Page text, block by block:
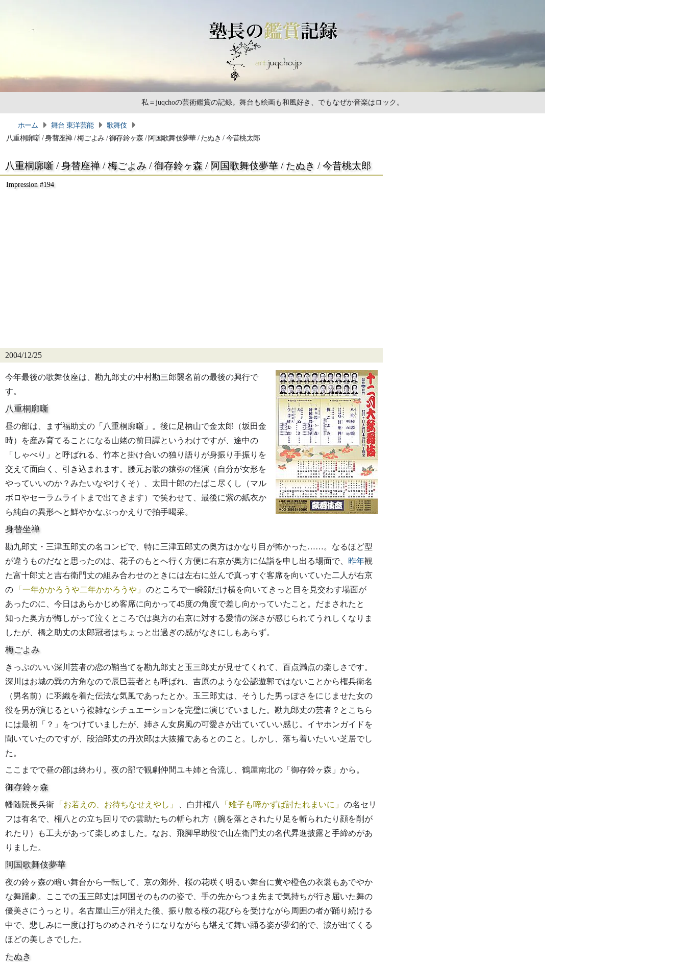
私＝juqchoの芸術鑑賞の記録。舞台も絵画も和風好き、でもなぜか音楽はロック。
ホーム 舞台 東洋芸能
歌舞伎
八重桐廓噺 / 身替座禅 / 梅ごよみ / 御存鈴ヶ森 / 阿国歌舞伎夢華 / たぬき / 今昔桃太郎
八重桐廓噺 / 身替座禅 / 梅ごよみ / 御存鈴ヶ森 / 阿国歌舞伎夢華 / たぬき / 今昔桃太郎
Impression #194
2004/12/25
今年最後の歌舞伎座は、勘九郎丈の中村勘三郎襲名前の最後の興行で
す。
八重桐廓噺
昼の部は、まず福助丈の「八重桐廓噺」。後に足柄山で金太郎（坂田金
時）を産み育てることになる山姥の前日譚というわけですが、途中の
「しゃべり」と呼ばれる、竹本と掛け合いの独り語りが身振り手振りを
交えて面白く、引き込まれます。腰元お歌の猿弥の怪演（自分が女形を
やっていいのか？みたいなやけくそ）、太田十郎のたばこ尽くし（マル
ボロやセーラムライトまで出てきます）で笑わせて、最後に紫の紙衣か
ら純白の異形へと鮮やかなぶっかえりで拍手喝采。
身替坐禅
勘九郎丈・三津五郎丈の名コンビで、特に三津五郎丈の奥方はかなり目が怖かった……。なるほど型
が違うものだなと思ったのは、花子のもとへ行く方便に右京が奥方に仏詣を申し出る場面で、 昨年観
た富十郎丈と吉右衛門丈の組み合わせのときには左右に並んで真っすぐ客席を向いていた二人が右京
の
一年かかろうや二年かかろうや
のところで一瞬顔だけ横を向いてきっと目を見交わす場面が
あったのに、今日はあらかじめ客席に向かって45度の角度で差し向かっていたこと。だまされたと
知った奥方が悔しがって泣くところでは奥方の右京に対する愛情の深さが感じられてうれしくなりま
したが、橋之助丈の太郎冠者はちょっと出過ぎの感がなきにしもあらず。
梅ごよみ
きっぷのいい深川芸者の恋の鞘当てを勘九郎丈と玉三郎丈が見せてくれて、百点満点の楽しさです。
深川はお城の巽の方角なので辰巳芸者とも呼ばれ、吉原のような公認遊郭ではないことから権兵衛名
（男名前）に羽織を着た伝法な気風であったとか。玉三郎丈は、そうした男っぽさをにじませた女の
役を男が演じるという複雑なシチュエーションを完璧に演じていました。勘九郎丈の芸者？とこちら
には最初「？」をつけていましたが、姉さん女房風の可愛さが出ていていい感じ。イヤホンガイドを
聞いていたのですが、段治郎丈の丹次郎は大抜擢であるとのこと。しかし、落ち着いたいい芝居でし
た。
ここまでで昼の部は終わり。夜の部で観劇仲間ユキ姉と合流し、鶴屋南北の「御存鈴ヶ森」から。
御存鈴ヶ森
幡随院長兵衛 お若えの、お待ちなせえやし 、白井権八 雉子も啼かずば討たれまいに
の名セリ
フは有名で、権八との立ち回りでの雲助たちの斬られ方（腕を落とされたり足を斬られたり顔を削が
れたり）も工夫があって楽しめました。なお、飛脚早助役で山左衛門丈の名代昇進披露と手締めがあ
りました。
阿国歌舞伎夢華
夜の鈴ヶ森の暗い舞台から一転して、京の郊外、桜の花咲く明るい舞台に黄や橙色の衣裳もあでやか
な舞踊劇。ここでの玉三郎丈は阿国そのものの姿で、手の先からつま先まで気持ちが行き届いた舞の
優美さにうっとり。名古屋山三が消えた後、振り散る桜の花びらを受けながら周囲の者が踊り続ける
中で、悲しみに一度は打ちのめされそうになりながらも堪えて舞い踊る姿が夢幻的で、涙が出てくる
ほどの美しさでした。
たぬき